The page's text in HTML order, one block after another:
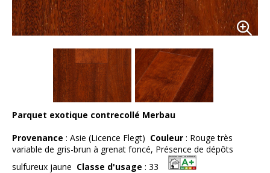
Parquet exotique contrecollé Merbau
Provenance : Asie (Licence Flegt) Couleur : Rouge très
variable de gris-brun à grenat foncé, Présence de dépôts
sulfureux jaune Classe d'usage : 33